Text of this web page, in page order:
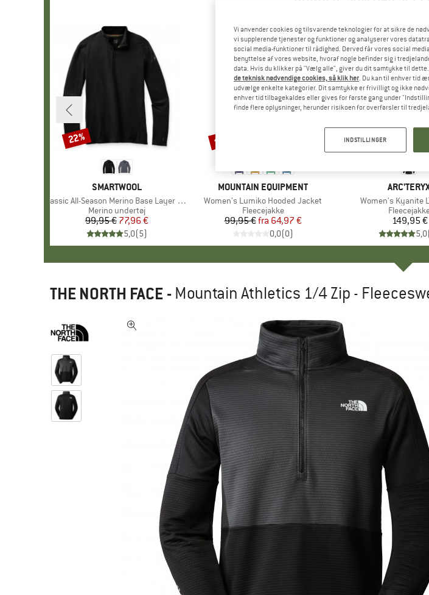
MÆRKE
SMARTWOOL
Artikel
Classic All-Season Merino Base Layer 1/4 Zip Boxed
Produktgruppe
Merino undertøj
Pris
99,95 €Nedsat pris
77,96 €
5,0(5)
Rabat
22%
MÆRKE
MOUNTAIN EQUIPMENT
Artikel
Women's Lumiko Hooded Jacket
Produktgruppe
Fleecejakke
Pris
99,95 € Nedsat pris
fra 64,97 €
0,0(0)
Rabat
til 35%
MÆRKE
Artikel
Women's Kyanite
Pris
149,95 €
5,0
THE NORTH FACE - Mountain Athletics 1/4 Zip -
Vi anvender cookies og tilsvarende teknologier for at sikre de
vi supplerende tjenester og funktioner og analyserer vores
social media-funktioner til rådighed. Derved får vores social
benyttelse af vores website, hvoraf nogle befinder sig i
data. Hvis du klikker på "Vælg alle", giver du dit samtykke til dette.
de teknisk nødvendige cookies, så klik her. Du kan til enhver tid
udvælge enkelte kategorier. Dit samtykke er frivilligt og ikke
enhver tid tilbagekaldes eller gives for første gang under
finde flere oplysninger, herunder risikoen for overførsler til
INDSTILLINGER